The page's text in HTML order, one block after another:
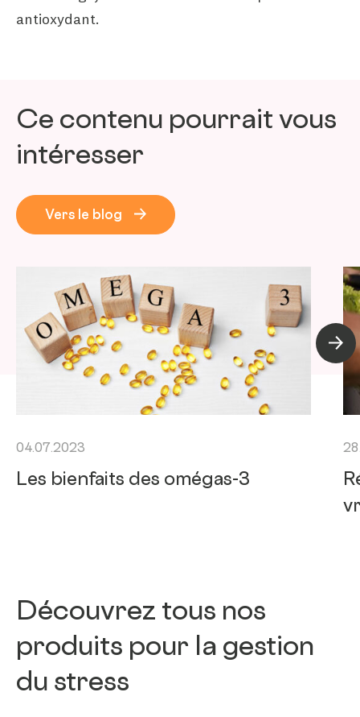
antioxydant.
Ce contenu pourrait vous
intéresser
Vers le blog
04.07.2023
Les bienfaits des omégas-3
Découvrez tous nos
produits pour la gestion
du stress